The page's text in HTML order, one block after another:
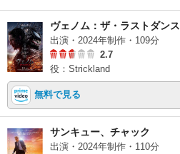
ヴェノム：ザ・ラストダンス
出演・2024年制作・109分
2.7
役：Strickland
無料で見る
サンキュー、チャック
出演・2024年制作・110分